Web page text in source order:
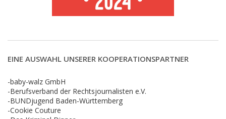
EINE AUSWAHL UNSERER KOOPERATIONSPARTNER
-baby-walz GmbH
-Berufsverband der Rechtsjournalisten e.V.
-BUNDjugend Baden-Württemberg
-Cookie Couture